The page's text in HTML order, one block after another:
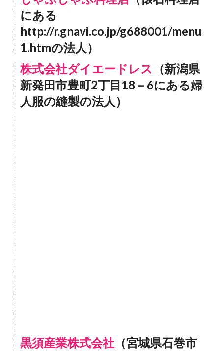
にある
http://r.gnavi.co.jp/g688001/menu
1.htmの法人）
株式会社ダイエードレス
（新潟県
新発田市豊町2丁目18－6にある婦
人服の縫製の法人）
黒須産業株式会社 （宮城県石巻市